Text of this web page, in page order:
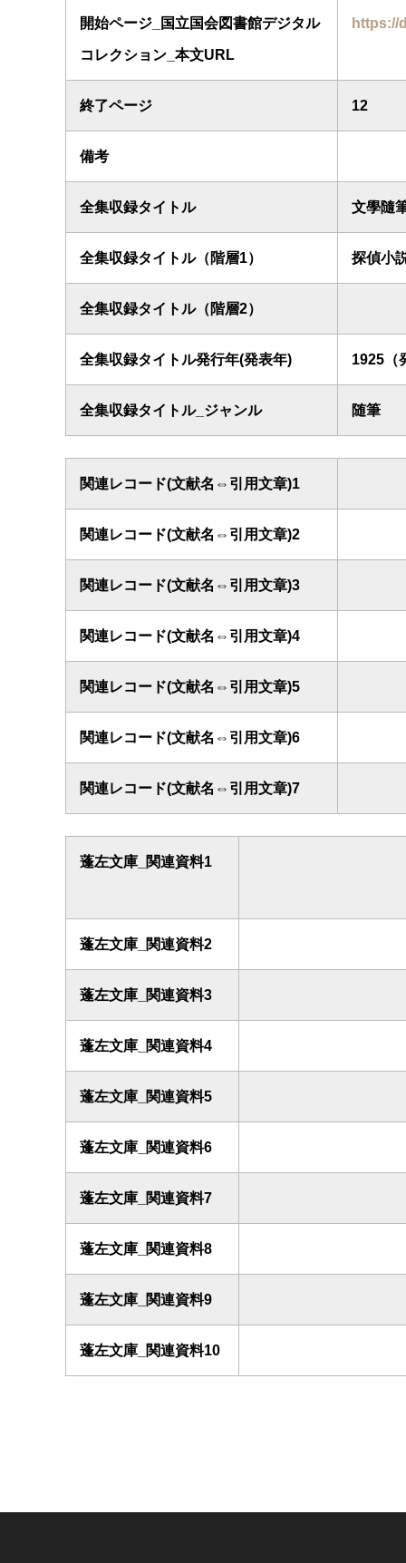
開始ページ_国立国会図書館デジタル
コレクション_本文URL
https://
終了ページ 12
備考
全集収録タイトル 文學隨
全集収録タイトル（階層1） 探偵小
全集収録タイトル（階層2）
全集収録タイトル発行年(発表年) 1925（
全集収録タイトル_ジャンル 随筆
関連レコード(文献名⇔引用文章)1
関連レコード(文献名⇔引用文章)2
関連レコード(文献名⇔引用文章)3
関連レコード(文献名⇔引用文章)4
関連レコード(文献名⇔引用文章)5
関連レコード(文献名⇔引用文章)6
関連レコード(文献名⇔引用文章)7
蓬左文庫_関連資料1
蓬左文庫_関連資料2
蓬左文庫_関連資料3
蓬左文庫_関連資料4
蓬左文庫_関連資料5
蓬左文庫_関連資料6
蓬左文庫_関連資料7
蓬左文庫_関連資料8
蓬左文庫_関連資料9
蓬左文庫_関連資料10